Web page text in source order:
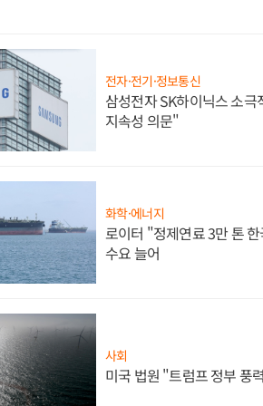
전자·전기·정보통신
삼성전자 SK하이닉스 소
지속성 의문"
화학·에너지
로이터 "정제연료 3만 톤
수요 늘어
사회
미국 법원 "트럼프 정부 풍